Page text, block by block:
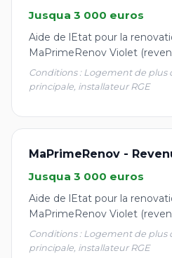
Jusqua 3 000 euros
Aide de lEtat pour la
MaPrimeRenov Violet
Conditions : Logement de plus
principale, installateur RGE
MaPrimeRenov -
Jusqua 3 000 euros
Aide de lEtat pour la
MaPrimeRenov Violet
Conditions : Logement de plus
principale, installateur RGE